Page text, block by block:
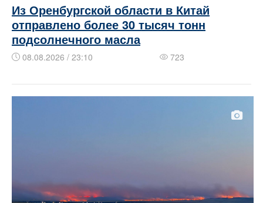
Из Оренбургской области в Китай
отправлено более 30 тысяч тонн
подсолнечного масла
08.08.2026 / 23:10 723